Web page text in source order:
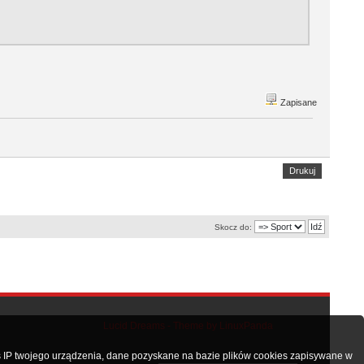
Zapisane
Drukuj
Skocz do:
Lucid Dreams - Theme by LinuxPanda
twojego urządzenia, dane pozyskane na bazie plików cookies zapisywane w